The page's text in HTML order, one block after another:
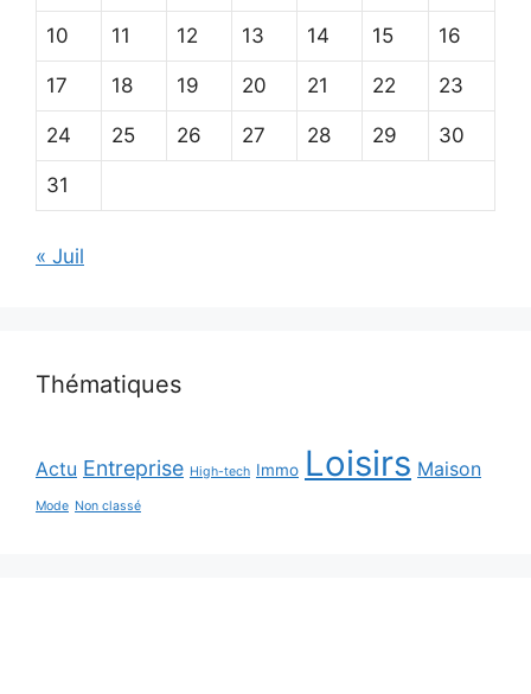
10 11 12 13 14 15 16
17 18 19 20 21 22 23
24 25 26 27 28 29 30
31
« Juil
Thématiques
Actu Entreprise High-tech Immo Loisirs Maison
Mode Non classé